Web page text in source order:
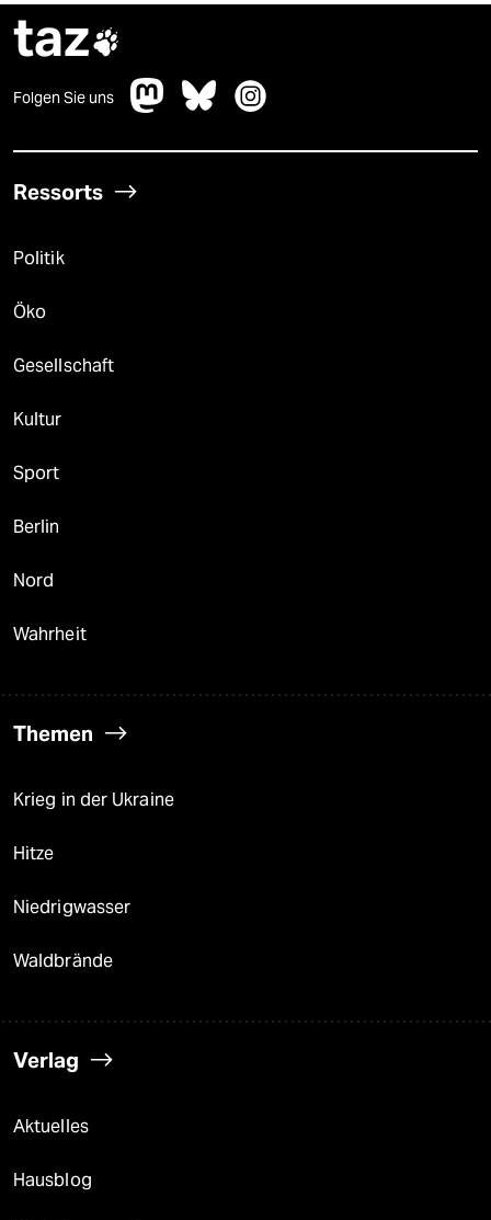
taz
Folgen Sie uns
Ressorts
Politik
Öko
Gesellschaft
Kultur
Sport
Berlin
Nord
Wahrheit
Themen
Krieg in der Ukraine
Hitze
Niedrigwasser
Waldbrände
Verlag
Aktuelles
Hausblog